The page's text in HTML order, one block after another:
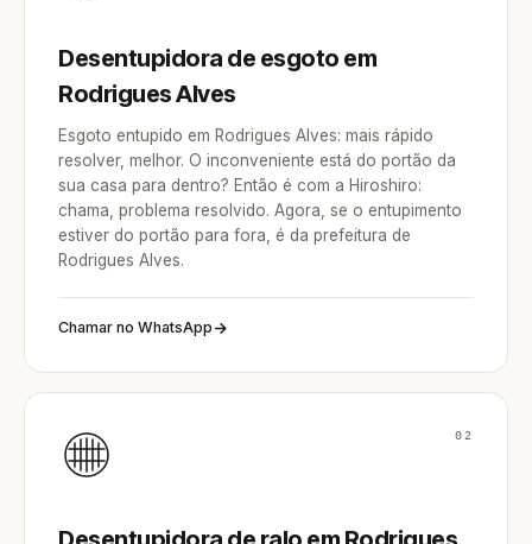
Desentupidora de esgoto em
Rodrigues Alves
Esgoto entupido em Rodrigues Alves: mais rápido
resolver, melhor. O inconveniente está do portão da
sua casa para dentro? Então é com a Hiroshiro:
chama, problema resolvido. Agora, se o entupimento
estiver do portão para fora, é da prefeitura de
Rodrigues Alves.
Chamar no WhatsApp
02